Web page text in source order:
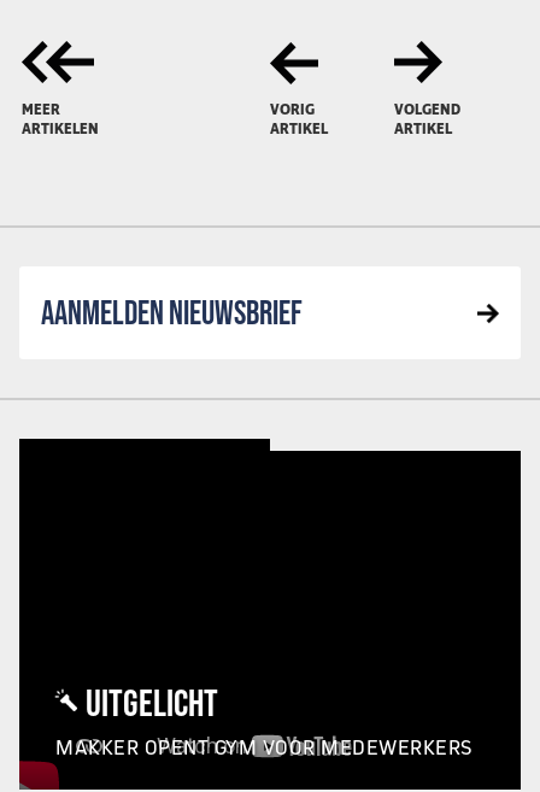
MEER
ARTIKELEN
VORIG
ARTIKEL
VOLGEND
ARTIKEL
AANMELDEN NIEUWSBRIEF
UITGELICHT
MAKKER OPENT GYM VOOR MEDEWERKERS